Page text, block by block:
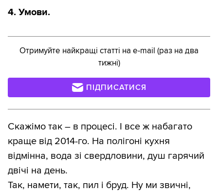
4. Умови.
Отримуйте найкращі статті на e-mail (раз на два
тижні)
ПІДПИСАТИСЯ
Скажімо так – в процесі. І все ж набагато
краще від 2014-го. На полігоні кухня
відмінна, вода зі свердловини, душ гарячий
двічі на день.
Так, намети, так, пил і бруд. Ну ми звичні,